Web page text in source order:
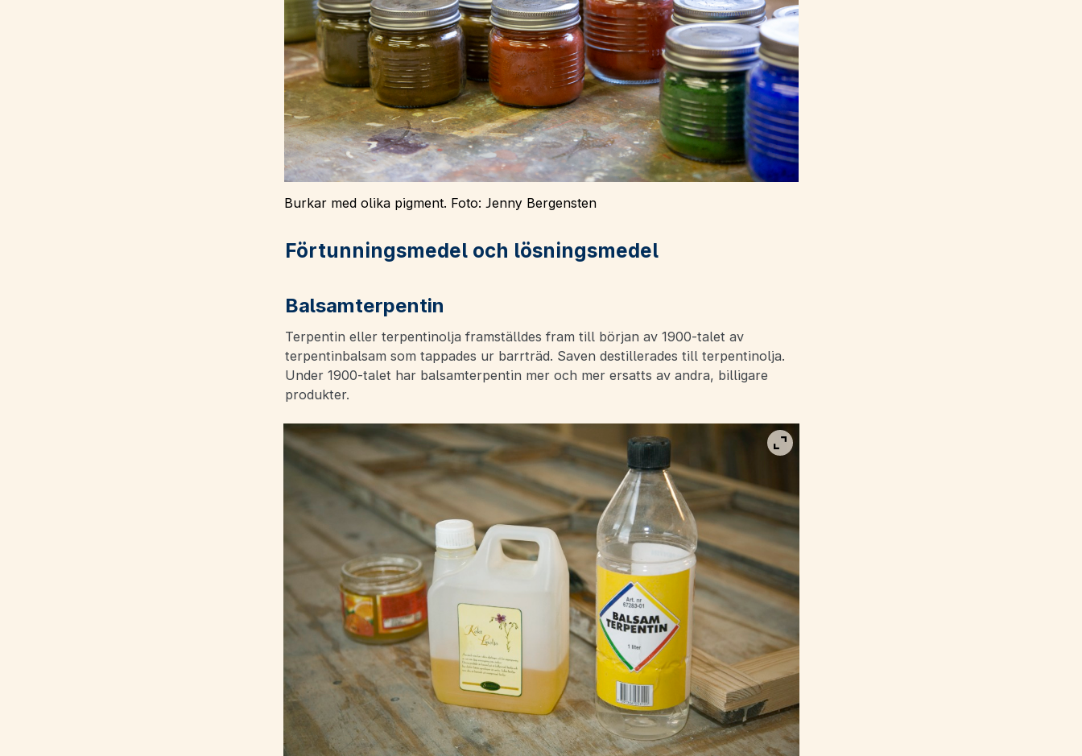
Burkar med olika pigment. Foto: Jenny Bergensten
Förtunningsmedel och lösningsmedel
Balsamterpentin
Terpentin eller terpentinolja framställdes fram till början av 1900-talet av
terpentinbalsam som tappades ur barrträd. Saven destillerades till terpentinolja.
Under 1900-talet har balsamterpentin mer och mer ersatts av andra, billigare
produkter.
Visa bild i fullskärm